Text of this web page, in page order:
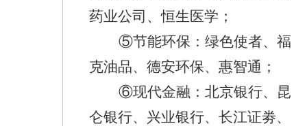
药业公司、恒生医学；
⑤节能环保：绿色使者、福
克油品、德安环保、惠智通 ；
⑥现代金融：北京银行、昆
仑银行、兴业银行、长江证劵、